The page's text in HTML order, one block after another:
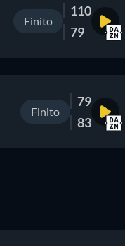
Finito
110
79
Finito
79
83